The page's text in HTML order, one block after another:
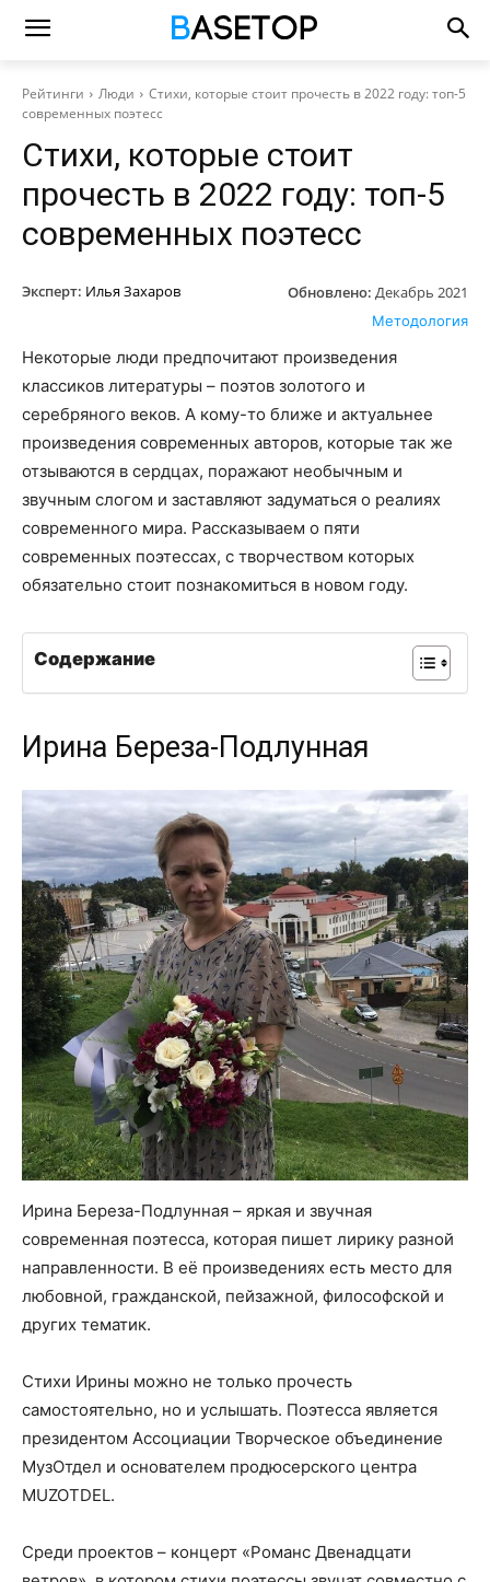
Рейтинги Люди
Стихи, которые стоит прочесть в 2022 году: топ-5
современных поэтесс
Стихи, которые стоит
прочесть в 2022 году: топ-5
современных поэтесс
Эксперт: Илья Захаров Обновлено: Декабрь 2021
Методология
Некоторые люди предпочитают произведения
классиков литературы – поэтов золотого и
серебряного веков. А кому-то ближе и актуальнее
произведения современных авторов, которые так же
отзываются в сердцах, поражают необычным и
звучным слогом и заставляют задуматься о реалиях
современного мира. Рассказываем о пяти
современных поэтессах, с творчеством которых
обязательно стоит познакомиться в новом году.
Содержание
Ирина Береза-Подлунная
Ирина Береза-Подлунная – яркая и звучная
современная поэтесса, которая пишет лирику разной
направленности. В её произведениях есть место для
любовной, гражданской, пейзажной, философской и
других тематик.
Стихи Ирины можно не только прочесть
самостоятельно, но и услышать. Поэтесса является
президентом Ассоциации Творческое объединение
МузОтдел и основателем продюсерского центра
MUZOTDEL.
Среди проектов – концерт «Романс Двенадцати